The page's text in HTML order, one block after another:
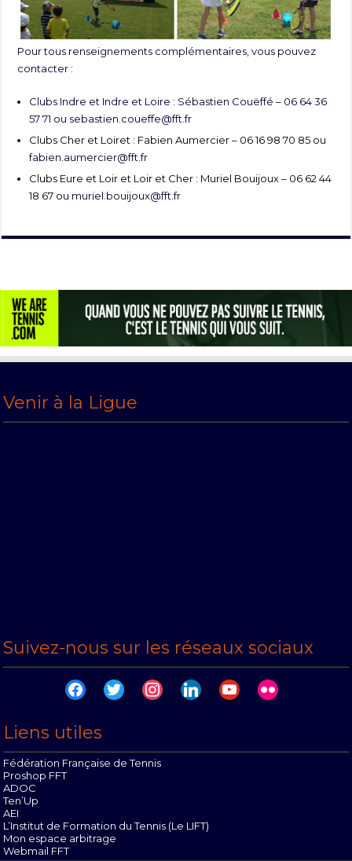
Pour tous renseignements complémentaires, vous pouvez
contacter :
Clubs Indre et Indre et Loire : Sébastien Couëffé – 06 64 36
57 71 ou sebastien.coueffe@fft.fr
Clubs Cher et Loiret : Fabien Aumercier – 06 16 98 70 85 ou
fabien.aumercier@fft.fr
Clubs Eure et Loir et Loir et Cher : Muriel Bouijoux – 06 62 44
18 67 ou muriel.bouijoux@fft.fr
Venir à la Ligue
Suivez-nous sur les réseaux sociaux
facebooktwitter instagramlinkedinyoutubeflickr
Liens utiles
Fédération Française de Tennis
Proshop FFT
ADOC
Ten’Up
AEI
L’Institut de Formation du Tennis (Le LIFT)
Mon espace arbitrage
Webmail FFT